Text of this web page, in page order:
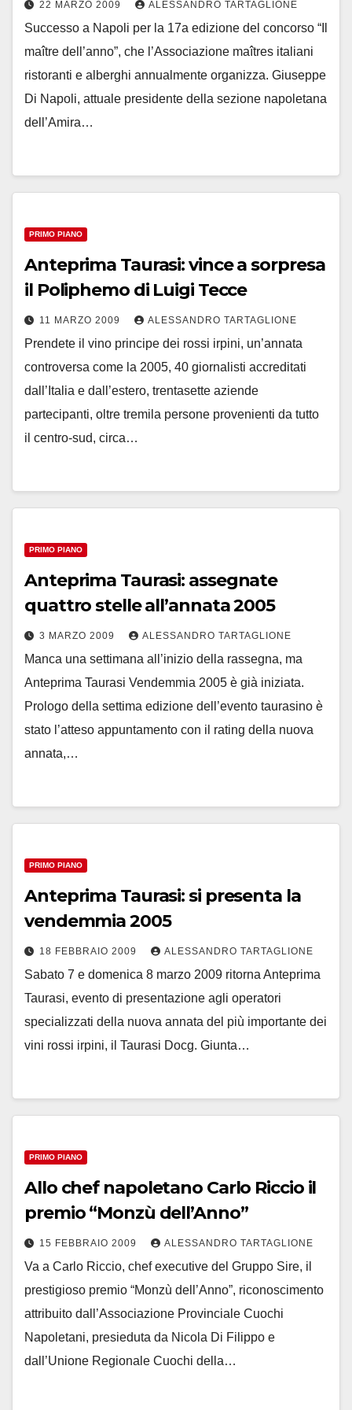
22 MARZO 2009 ALESSANDRO TARTAGLIONE
Successo a Napoli per la 17a edizione del concorso “Il
maître dell’anno”, che l’Associazione maîtres italiani
ristoranti e alberghi annualmente organizza. Giuseppe
Di Napoli, attuale presidente della sezione napoletana
dell’Amira…
PRIMO PIANO
Anteprima Taurasi: vince a sorpresa
il Poliphemo di Luigi Tecce
11 MARZO 2009 ALESSANDRO TARTAGLIONE
Prendete il vino principe dei rossi irpini, un’annata
controversa come la 2005, 40 giornalisti accreditati
dall’Italia e dall’estero, trentasette aziende
partecipanti, oltre tremila persone provenienti da tutto
il centro-sud, circa…
PRIMO PIANO
Anteprima Taurasi: assegnate
quattro stelle all’annata 2005
3 MARZO 2009 ALESSANDRO TARTAGLIONE
Manca una settimana all’inizio della rassegna, ma
Anteprima Taurasi Vendemmia 2005 è già iniziata.
Prologo della settima edizione dell’evento taurasino è
stato l’atteso appuntamento con il rating della nuova
annata,…
PRIMO PIANO
Anteprima Taurasi: si presenta la
vendemmia 2005
18 FEBBRAIO 2009 ALESSANDRO TARTAGLIONE
Sabato 7 e domenica 8 marzo 2009 ritorna Anteprima
Taurasi, evento di presentazione agli operatori
specializzati della nuova annata del più importante dei
vini rossi irpini, il Taurasi Docg. Giunta…
PRIMO PIANO
Allo chef napoletano Carlo Riccio il
premio “Monzù dell’Anno”
15 FEBBRAIO 2009 ALESSANDRO TARTAGLIONE
Va a Carlo Riccio, chef executive del Gruppo Sire, il
prestigioso premio “Monzù dell’Anno”, riconoscimento
attribuito dall’Associazione Provinciale Cuochi
Napoletani, presieduta da Nicola Di Filippo e
dall’Unione Regionale Cuochi della…